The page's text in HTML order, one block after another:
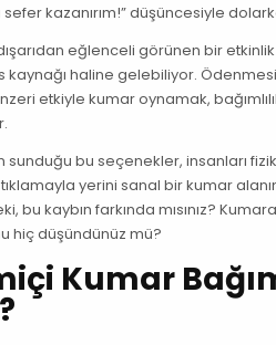
kazanırım!” düşüncesiyle
eğlenceli görünen bir
kaynağı haline gelebiliyor.
etkiyle kumar oynamak,
sunduğu bu seçenekler, insanları
yerini sanal bir kumar
bu kaybın farkında mısınız?
hiç düşündünüz mü?
Kumar